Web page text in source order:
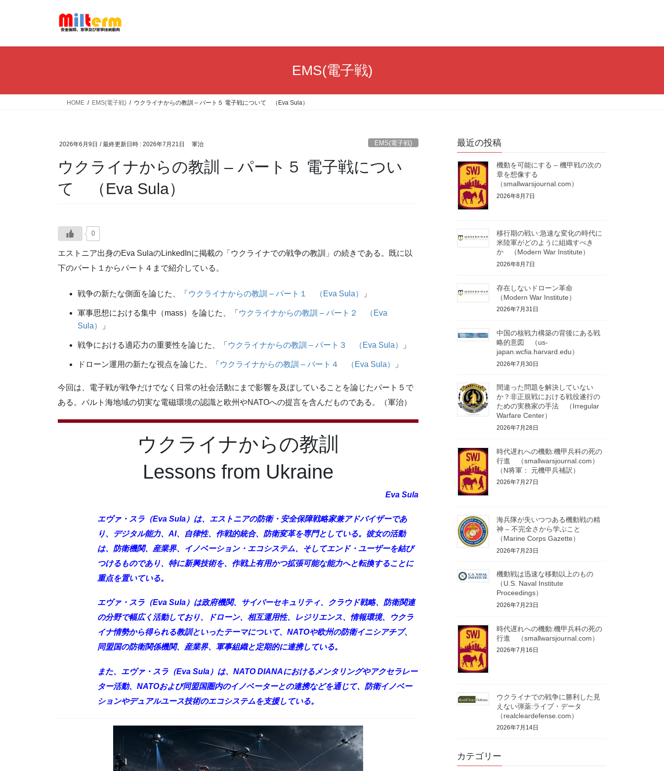
EMS(電子戦)
HOME EMS(電子戦) ウクライナからの教訓 – パート５ 電子戦について （Eva Sula）
2026年6月9日 / 最終更新日時 : 2026年7月21日 軍治 EMS(電子戦)
ウクライナからの教訓 – パート５ 電子戦につい
て （Eva Sula）
0
エストニア出身のEva SulaのLinkedInに掲載の「ウクライナでの戦争の教訓」の続きである。既に以
下のパート１からパート４まで紹介している。
戦争の新たな側面を論じた、「 ウクライナからの教訓 – パート１ （Eva Sula） 」
軍事思想における集中（mass）を論じた、「 ウクライナからの教訓 – パート２ （Eva
Sula）
」
戦争における適応力の重要性を論じた、「 ウクライナからの教訓 – パート３ （Eva Sula） 」
ドローン運用の新たな視点を論じた、「 ウクライナからの教訓 – パート４ （Eva Sula） 」
今回は、電子戦が戦争だけでなく日常の社会活動にまで影響を及ぼしていることを論じたパート５で
ある。バルト海地域の切実な電磁環境の認識と欧州やNATOへの提言を含んだものである。（軍治）
ウクライナからの教訓
Lessons from Ukraine
Eva Sula
エヴァ・スラ（Eva Sula）は、エストニアの防衛・安全保障戦略家兼アドバイザーであ
り、デジタル能力、AI、自律性、作戦的統合、防衛変革を専門としている。彼女の活動
は、防衛機関、産業界、イノベーション・エコシステム、そしてエンド・ユーザーを結び
つけるものであり、特に新興技術を、作戦上有用かつ拡張可能な能力へと転換することに
重点を置いている。
エヴァ・スラ（Eva Sula）は政府機関、サイバーセキュリティ、クラウド戦略、防衛関連
の分野で幅広く活動しており、ドローン、相互運用性、レジリエンス、情報環境、ウクラ
イナ情勢から得られる教訓といったテーマについて、NATOや欧州の防衛イニシアチブ、
同盟国の防衛関係機関、産業界、軍事組織と定期的に連携している。
また、エヴァ・スラ（Eva Sula）は、NATO DIANAにおけるメンタリングやアクセラレー
ター活動、NATOおよび同盟国圏内のイノベーターとの連携などを通じて、防衛イノベー
ションやデュアルユース技術のエコシステムを支援している。
最近の投稿
機動を可能にする – 機甲戦の次の
章を想像する
（smallwarsjournal.com）
2026年8月7日
移行期の戦い:急速な変化の時代に
米陸軍がどのように組織すべき
か （Modern War Institute）
2026年8月7日
存在しないドローン革命
（Modern War Institute）
2026年7月31日
中国の核戦力構築の背後にある戦
略的意図 （us-
japan.wcfia.harvard.edu）
2026年7月30日
間違った問題を解決していない
か？非正規戦における戦役遂行の
ための実務家の手法 （Irregular
Warfare Center）
2026年7月28日
時代遅れへの機動:機甲兵科の死の
行進 （smallwarsjournal.com）
（N将軍： 元機甲兵補訳）
2026年7月27日
海兵隊が失いつつある機動戦の精
神 – 不完全さから学ぶこと
（Marine Corps Gazette）
2026年7月23日
機動戦は迅速な移動以上のもの
（U.S. Naval Institute
Proceedings）
2026年7月23日
時代遅れへの機動:機甲兵科の死の
行進 （smallwarsjournal.com）
2026年7月16日
ウクライナでの戦争に勝利した見
えない弾薬:ライブ・データ
（realcleardefense.com）
2026年7月14日
カテゴリー